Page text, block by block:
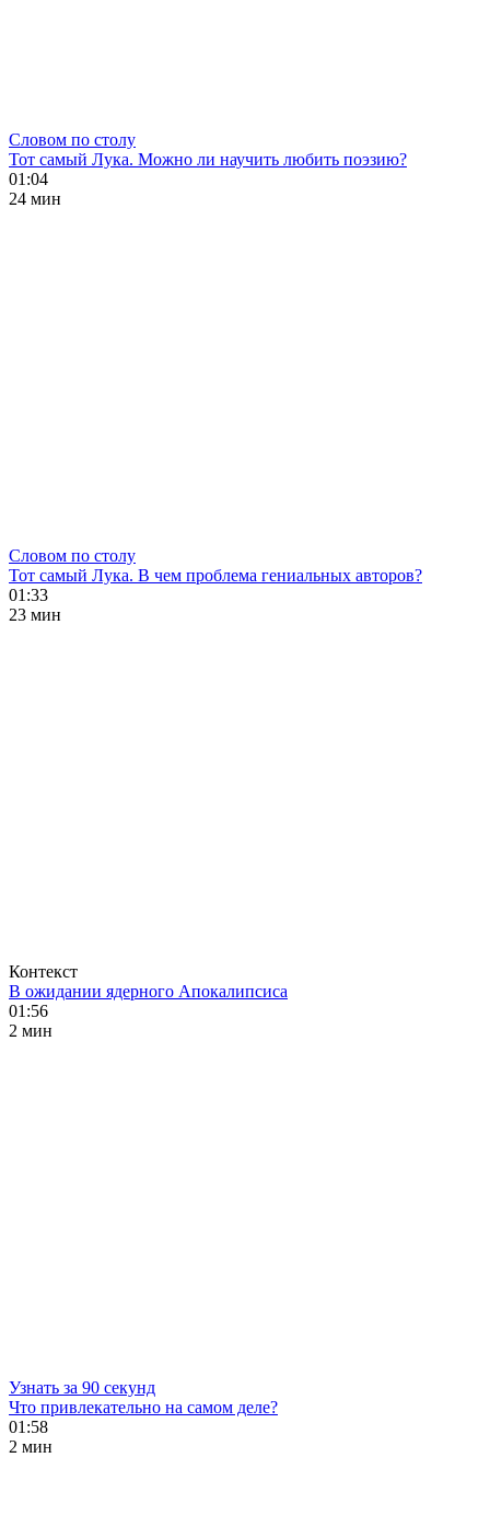
Словом по столу
Тот самый Лука. Можно ли научить любить поэзию?
01:04
24 мин
Словом по столу
Тот самый Лука. В чем проблема гениальных авторов?
01:33
23 мин
Контекст
В ожидании ядерного Апокалипсиса
01:56
2 мин
Узнать за 90 секунд
Что привлекательно на самом деле?
01:58
2 мин